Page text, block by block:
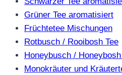
Grüner Tee aromatisiert
Früchtetee Mischungen
Rotbusch / Rooibosh Tee
Honeybusch / Honeybosh
Monokräuter und